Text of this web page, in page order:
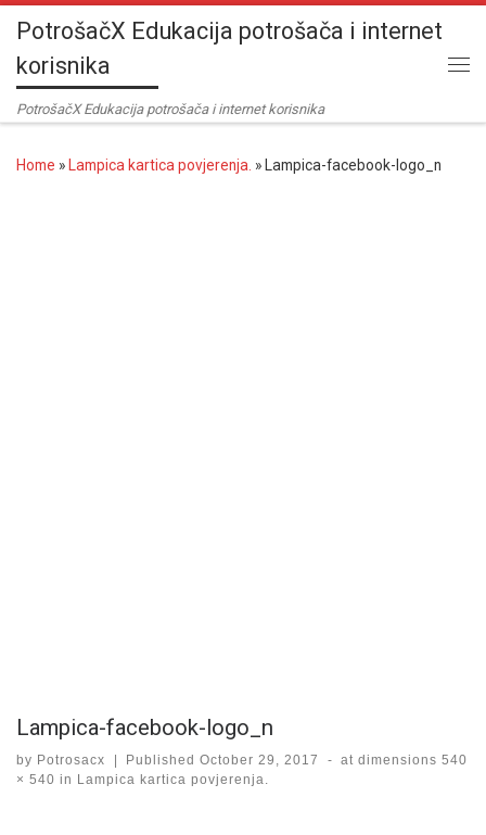
Skip to content
PotrošačX Edukacija potrošača i internet
korisnika
PotrošačX Edukacija potrošača i internet korisnika
Home » Lampica kartica povjerenja. » Lampica-facebook-logo_n
Lampica-facebook-logo_n
by Potrosacx PublishedOctober 29, 2017 - at dimensions 540
× 540 in Lampica kartica povjerenja.